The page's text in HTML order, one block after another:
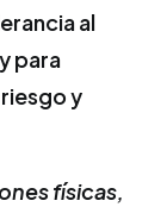
al
para
y
físicas,